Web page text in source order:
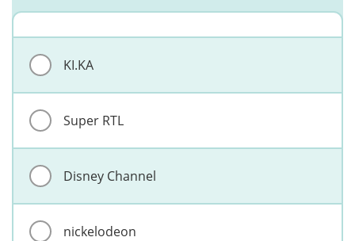
KI.KA
Super RTL
Disney Channel
nickelodeon